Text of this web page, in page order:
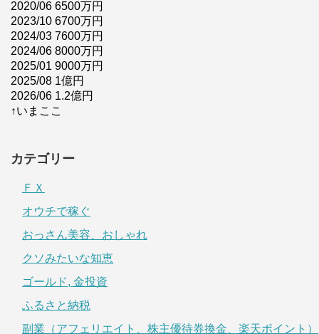
2020/06 6500万円
2023/10 6700万円
2024/03 7600万円
2024/06 8000万円
2025/01 9000万円
2025/08 1億円
2026/06 1.2億円
↑いまここ
カテゴリー
ＦＸ
オウチで稼ぐ
おっさん美容、おしゃれ
クソみたいな知恵
ゴールド, 金投資
ふるさと納税
副業（アフェリエイト、株主優待券換金、楽天ポイント）